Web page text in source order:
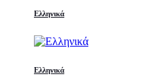
Ελληνικά
Ελληνικά